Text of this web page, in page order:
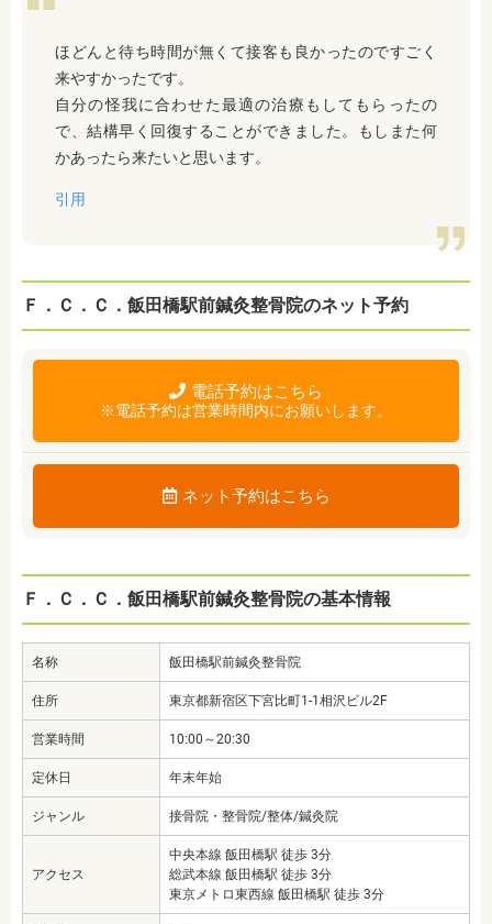
ほどんと待ち時間が無くて接客も良かったのですごく
来やすかったです。
自分の怪我に合わせた最適の治療もしてもらったの
で、結構早く回復することができました。もしまた何
かあったら来たいと思います。
引用
Ｆ．Ｃ．Ｃ．飯田橋駅前鍼灸整骨院のネット予約
電話予約はこちら
※電話予約は営業時間内にお願いします。
ネット予約はこちら
Ｆ．Ｃ．Ｃ．飯田橋駅前鍼灸整骨院の基本情報
名称 飯田橋駅前鍼灸整骨院
住所 東京都新宿区下宮比町1-1相沢ビル2F
営業時間 10:00～20:30
定休日 年末年始
ジャンル 接骨院・整骨院/整体/鍼灸院
アクセス
中央本線 飯田橋駅 徒歩 3分
総武本線 飯田橋駅 徒歩 3分
東京メトロ東西線 飯田橋駅 徒歩 3分